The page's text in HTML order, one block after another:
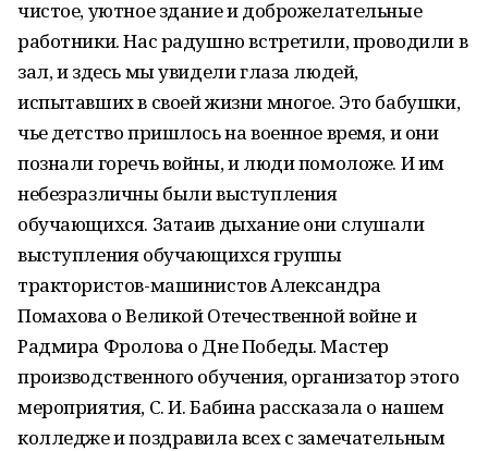
чистое, уютное здание и доброжелательные
работники. Нас радушно встретили, проводили в
зал, и здесь мы увидели глаза людей,
испытавших в своей жизни многое. Это бабушки,
чье детство пришлось на военное время, и они
познали горечь войны, и люди помоложе. И им
небезразличны были выступления
обучающихся. Затаив дыхание они слушали
выступления обучающихся группы
трактористов-машинистов Александра
Помахова о Великой Отечественной войне и
Радмира Фролова о Дне Победы. Мастер
производственного обучения, организатор этого
мероприятия, С. И. Бабина рассказала о нашем
колледже и поздравила всех с замечательным